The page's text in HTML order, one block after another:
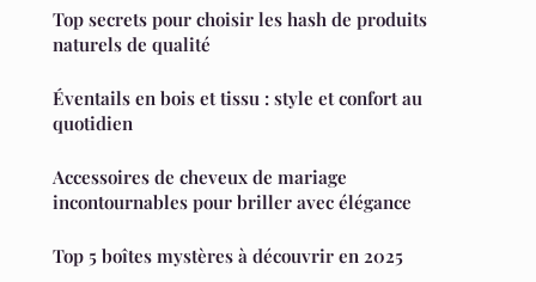
Top secrets pour choisir les hash de produits
naturels de qualité
Éventails en bois et tissu : style et confort au
quotidien
Accessoires de cheveux de mariage
incontournables pour briller avec élégance
Top 5 boîtes mystères à découvrir en 2025